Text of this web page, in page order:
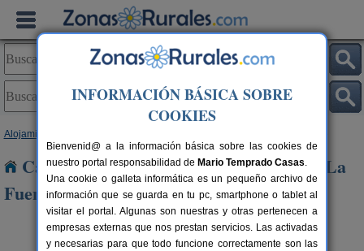
Alojamientos
Casas Rurales cerca de Valhermoso de La
Fuente
INFORMACIÓN BÁSICA SOBRE
COOKIES
Bienvenid@ a la información básica sobre las cookies de
nuestro portal responsabilidad de Mario Temprado Casas.
Una cookie o galleta informática es un pequeño archivo de
información que se guarda en tu pc, smartphone o tablet al
visitar el portal. Algunas son nuestras y otras pertenecen a
empresas externas que nos prestan servicios. Las activadas
y necesarias para que todo funcione correctamente son las